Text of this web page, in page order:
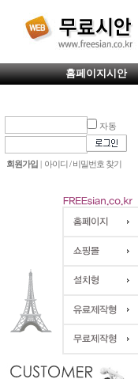
홈페이지시안
자동
회원가입 | 아이디 / 비밀번호 찾기